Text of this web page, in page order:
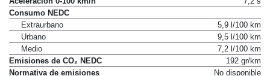
Aceleración 0-100 km/h
Consumo NEDC
Extraurbano
5,9 l/100 km
Urbano
9,5 l/100 km
Medio
7,2 l/100 km
Emisiones de CO₂ NEDC
192 gr/km